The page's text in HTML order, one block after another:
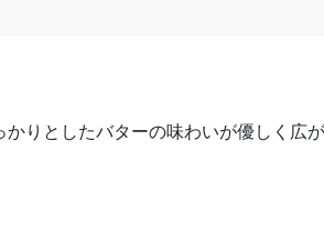
りとしたバターの味わいが優しく広